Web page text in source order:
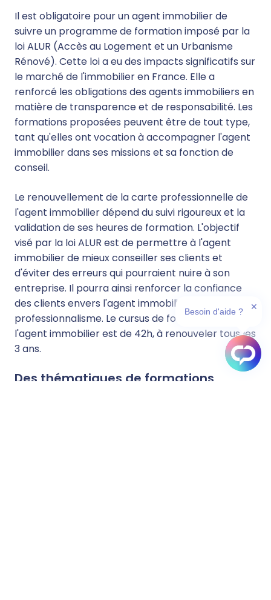
Il est obligatoire pour un agent immobilier de
suivre un programme de formation imposé par la
loi ALUR (Accès au Logement et un Urbanisme
Rénové). Cette loi a eu des impacts significatifs sur
le marché de l'immobilier en France. Elle a
renforcé les obligations des agents immobiliers en
matière de transparence et de responsabilité. Les
formations proposées peuvent être de tout type,
tant qu'elles ont vocation à accompagner l'agent
immobilier dans ses missions et sa fonction de
conseil.
Le renouvellement de la carte professionnelle de
l'agent immobilier dépend du suivi rigoureux et la
validation de ses heures de formation. L'objectif
visé par la loi ALUR est de permettre à l'agent
immobilier de mieux conseiller ses clients et
d'éviter des erreurs qui pourraient nuire à son
entreprise. Il pourra ainsi renforcer la confiance
des clients envers l'agent immobilier et son
professionnalisme. Le cursus de formation de
l'agent immobilier est de 42h, à renouveler tous les
3 ans.
Des thématiques de formations
Besoin d'aide ? ✕